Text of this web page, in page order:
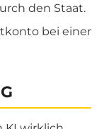
den Staat.
bei einer